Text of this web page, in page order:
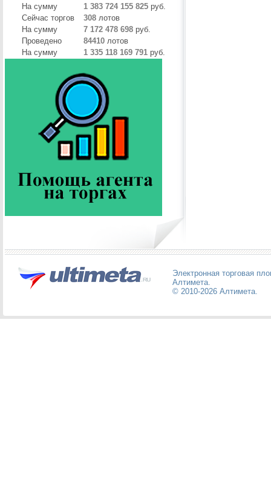
На сумму
1 383 724 155 825 руб.
Сейчас торгов
308 лотов
На сумму
7 172 478 698 руб.
Проведено
84410 лотов
На сумму
1 335 118 169 791 руб.
Электронная торговая
Алтимета.
© 2010-2026 Алтимета.